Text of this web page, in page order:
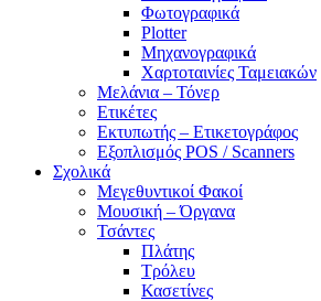
Φωτογραφικά
Plotter
Μηχανογραφικά
Χαρτοταινίες Ταμειακών
Μελάνια – Τόνερ
Ετικέτες
Εκτυπωτής – Ετικετογράφος
Εξοπλισμός POS / Scanners
Σχολικά
Μεγεθυντικοί Φακοί
Μουσική – Όργανα
Τσάντες
Πλάτης
Τρόλευ
Κασετίνες